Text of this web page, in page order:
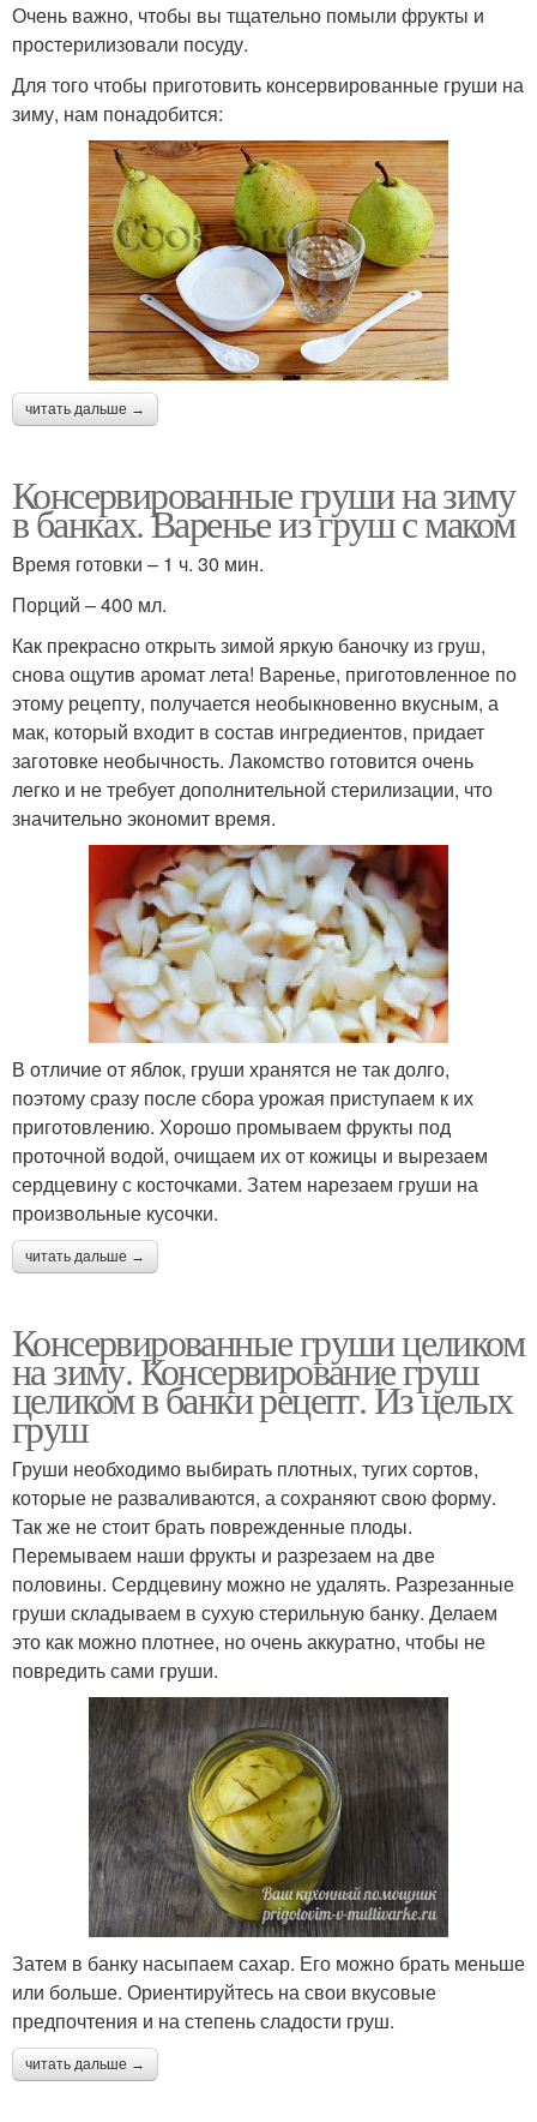
Очень важно, чтобы вы тщательно помыли фрукты и
простерилизовали посуду.
Для того чтобы приготовить консервированные груши на
зиму, нам понадобится:
читать дальше →
Консервированные груши на зиму
в банках. Варенье из груш с маком
Время готовки – 1 ч. 30 мин.
Порций – 400 мл.
Как прекрасно открыть зимой яркую баночку из груш,
снова ощутив аромат лета! Варенье, приготовленное по
этому рецепту, получается необыкновенно вкусным, а
мак, который входит в состав ингредиентов, придает
заготовке необычность. Лакомство готовится очень
легко и не требует дополнительной стерилизации, что
значительно экономит время.
В отличие от яблок, груши хранятся не так долго,
поэтому сразу после сбора урожая приступаем к их
приготовлению. Хорошо промываем фрукты под
проточной водой, очищаем их от кожицы и вырезаем
сердцевину с косточками. Затем нарезаем груши на
произвольные кусочки.
читать дальше →
Консервированные груши целиком
на зиму. Консервирование груш
целиком в банки рецепт. Из целых
груш
Груши необходимо выбирать плотных, тугих сортов,
которые не разваливаются, а сохраняют свою форму.
Так же не стоит брать поврежденные плоды.
Перемываем наши фрукты и разрезаем на две
половины. Сердцевину можно не удалять. Разрезанные
груши складываем в сухую стерильную банку. Делаем
это как можно плотнее, но очень аккуратно, чтобы не
повредить сами груши.
Затем в банку насыпаем сахар. Его можно брать меньше
или больше. Ориентируйтесь на свои вкусовые
предпочтения и на степень сладости груш.
читать дальше →